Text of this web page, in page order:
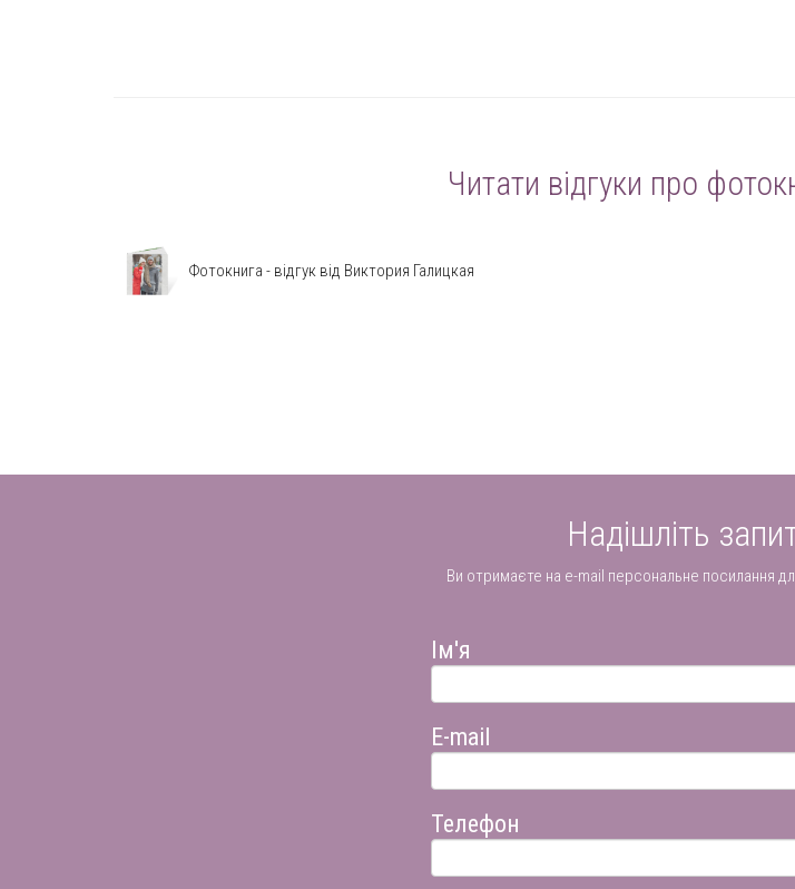
Читати відгуки про
Фотокнига - відгук від Виктория Галицкая
Надішліть
Ви отримаєте на e-mail персональне посилання
Ім'я
E-mail
Телефон